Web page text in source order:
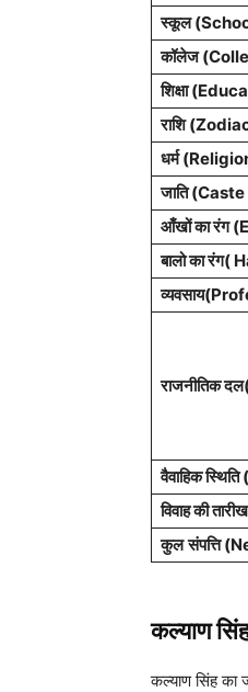
स्कूल
कॉलेज
शिक्षा
राशि
धर्म
जाति (Caste
आँखों का रंग
बालो का रंग(
राजनीतिक
वैवाहिक
विवाह की
कुल संपत्ति
कल्याण
कल्याण सिंह का